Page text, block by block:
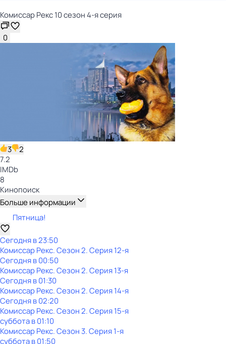
Комиссар Рекс 10 сезон 4-я серия
0
3
2
7.2
IMDb
8
Кинопоиск
Больше информации
Пятница!
Сегодня в 23:50
Комиссар Рекс. Сезон 2. Серия 12-я
Сегодня в 00:50
Комиссар Рекс. Сезон 2. Серия 13-я
Сегодня в 01:30
Комиссар Рекс. Сезон 2. Серия 14-я
Сегодня в 02:20
Комиссар Рекс. Сезон 2. Серия 15-я
субботав01:10
Комиссар Рекс. Сезон 3. Серия 1-я
субботав01:50